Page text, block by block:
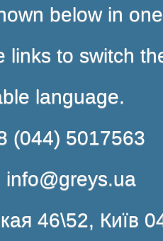
below in
links to switch
language.
(044) 5017563
info@greys.ua
46\52, Київ